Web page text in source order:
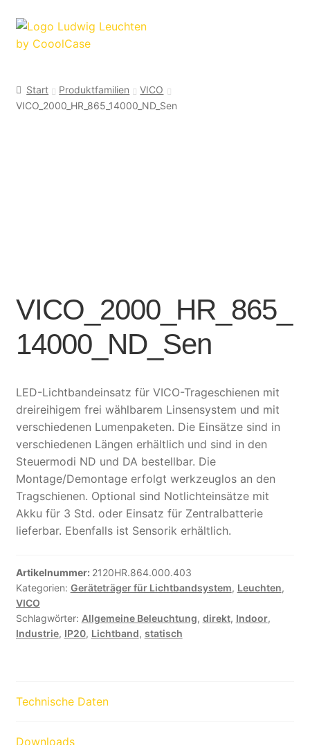
Zur
Navigation
Zum
Inhalt
Start Produktfamilien
VICO
VICO_2000_HR_865_14000_ND_Sen
VICO_2000_HR_865_
14000_ND_Sen
LED-Lichtbandeinsatz für VICO-Trageschienen mit
dreireihigem frei wählbarem Linsensystem und mit
verschiedenen Lumenpaketen. Die Einsätze sind in
verschiedenen Längen erhältlich und sind in den
Steuermodi ND und DA bestellbar. Die
Montage/Demontage erfolgt werkzeuglos an den
Tragschienen. Optional sind Notlichteinsätze mit
Akku für 3 Std. oder Einsatz für Zentralbatterie
lieferbar. Ebenfalls ist Sensorik erhältlich.
Artikelnummer: 2120HR.864.000.403
Kategorien: Geräteträger für Lichtbandsystem, Leuchten,
VICO
Schlagwörter: Allgemeine Beleuchtung, direkt, Indoor,
Industrie, IP20, Lichtband, statisch
Technische Daten
Downloads